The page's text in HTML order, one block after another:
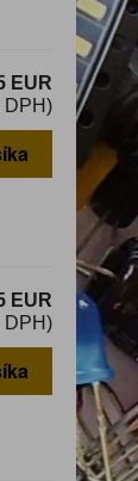
EUR
DPH)
EUR
DPH)